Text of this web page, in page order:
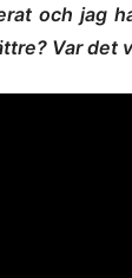
och jag
Var det